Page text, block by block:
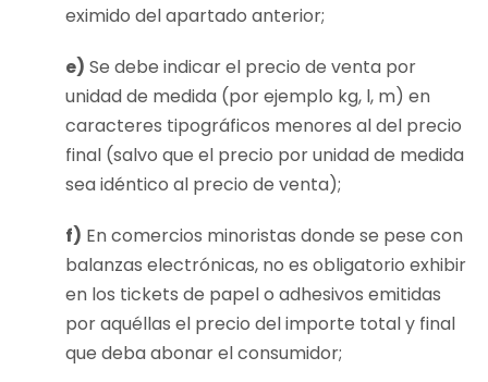
eximido del apartado anterior;
e) Se debe indicar el precio de venta por
unidad de medida (por ejemplo kg, l, m) en
caracteres tipográficos menores al del precio
final (salvo que el precio por unidad de medida
sea idéntico al precio de venta);
f) En comercios minoristas donde se pese con
balanzas electrónicas, no es obligatorio exhibir
en los tickets de papel o adhesivos emitidas
por aquéllas el precio del importe total y final
que deba abonar el consumidor;